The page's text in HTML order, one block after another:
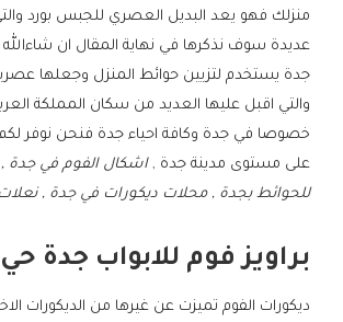
منزلك فهو يعد البديل العصري للجبس بورد
عديدة سوف نذكرها في نهاية المقال ان شاءالله
جدة يستخدم لتزيين حوائط المنزل وجعلها
والتي اقبل عليها العديد من سكان المملكة
خصوصا في جدة وكافة احياء جدة فنحن نوفر لكم
على مستوى مدينة جدة , اشكال الفوم في جدة ,
للحوائط بجدة , محلات ديكورات في جدة ,
براويز فوم للابواب جدة
ديكورات الفوم تميزت عن غيرها من الديكورات